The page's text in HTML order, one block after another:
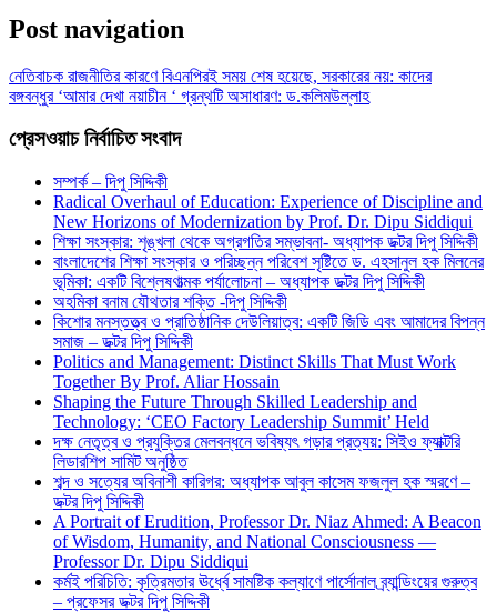
Post navigation
নেতিবাচক রাজনীতির কারণে বিএনপিরই সময় শেষ হয়েছে, সরকারের নয়: কাদের
বঙ্গবন্ধুর ‘আমার দেখা নয়াচীন ‘ গ্রন্থটি অসাধারণ: ড.কলিমউল্লাহ
প্রেসওয়াচ নির্বাচিত সংবাদ
সম্পর্ক – দিপু সিদ্দিকী
Radical Overhaul of Education: Experience of Discipline and
New Horizons of Modernization by Prof. Dr. Dipu Siddiqui
শিক্ষা সংস্কার: শৃঙ্খলা থেকে অগ্রগতির সম্ভাবনা- অধ্যাপক ডক্টর দিপু সিদ্দিকী
বাংলাদেশের শিক্ষা সংস্কার ও পরিচ্ছন্ন পরিবেশ সৃষ্টিতে ড. এহসানুল হক মিলনের
ভূমিকা: একটি বিশ্লেষণাত্মক পর্যালোচনা – অধ্যাপক ডক্টর দিপু সিদ্দিকী
অহমিকা বনাম যৌথতার শক্তি -দিপু সিদ্দিকী
কিশোর মনস্তত্ত্ব ও প্রাতিষ্ঠানিক দেউলিয়াত্ব: একটি জিডি এবং আমাদের বিপন্ন
সমাজ – ডক্টর দিপু সিদ্দিকী
Politics and Management: Distinct Skills That Must Work
Together By Prof. Aliar Hossain
Shaping the Future Through Skilled Leadership and
Technology: ‘CEO Factory Leadership Summit’ Held
দক্ষ নেতৃত্ব ও প্রযুক্তির মেলবন্ধনে ভবিষ্যৎ গড়ার প্রত্যয়: সিইও ফ্যাক্টরি
লিডারশিপ সামিট অনুষ্ঠিত
শব্দ ও সত্যের অবিনাশী কারিগর: অধ্যাপক আবুল কাসেম ফজলুল হক স্মরণে –
ডক্টর দিপু সিদ্দিকী
A Portrait of Erudition, Professor Dr. Niaz Ahmed: A Beacon
of Wisdom, Humanity, and National Consciousness —
Professor Dr. Dipu Siddiqui
কর্মই পরিচিতি: কৃত্রিমতার ঊর্ধ্বে সামষ্টিক কল্যাণে পার্সোনাল ব্র্যান্ডিংয়ের গুরুত্ব
– প্রফেসর ডক্টর দিপু সিদ্দিকী